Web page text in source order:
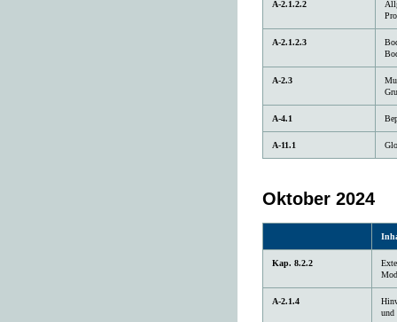
A-2.1.2.2
A-2.1.2.3
A-2.3
A-4.1
A-11.1
Oktober 2024
Kap. 8.2.2
A-2.1.4
und